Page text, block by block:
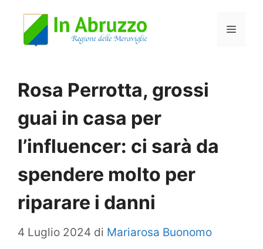
Menu
Rosa Perrotta, grossi
guai in casa per
l’influencer: ci sarà da
spendere molto per
riparare i danni
4 Luglio 2024 di Mariarosa Buonomo